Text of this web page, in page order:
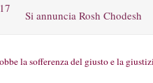
Si annuncia Rosh Chodesh
la sofferenza del giusto e la